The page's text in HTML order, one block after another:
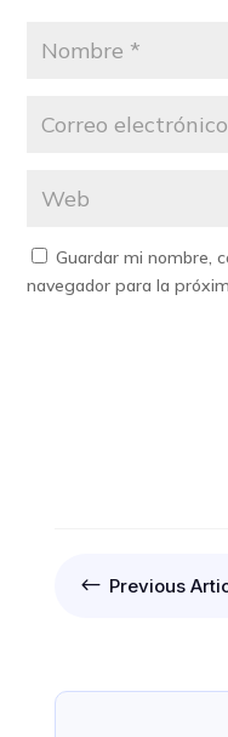
Guardar mi nombre,
navegador para la
# Previous